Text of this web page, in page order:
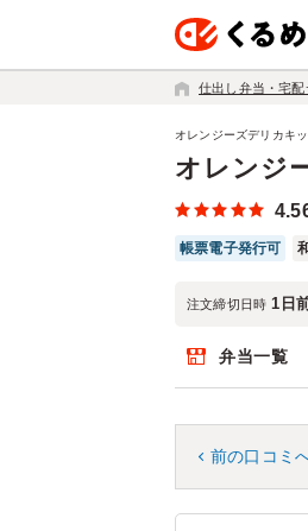
仕出し弁当・宅配
オレンジ
オレンジーズデリカキ
帳票電子発行可
注文締切日時 1日
弁当一覧
前の口コミ